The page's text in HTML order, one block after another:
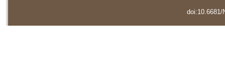
doi:10.6681/